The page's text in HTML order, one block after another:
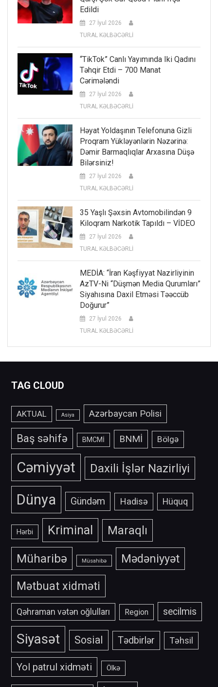
Edildi
27 İyul 2026
TURAL KƏLBƏCƏRLİ
“TikTok” Canlı Yayımında Iki Qadını
Təhqir Etdi – 700 Manat
Cərimələndi
27 İyul 2026
TURAL KƏLBƏCƏRLİ
Həyat Yoldaşının Telefonuna Gizli
Proqram Yükləyənlərin Nəzərinə:
Dəmir Barmaqlıqlar Arxasına Düşə
Bilərsiniz!
27 İyul 2026
TURAL KƏLBƏCƏRLİ
35 Yaşlı Şəxsin Avtomobilindən 9
Kiloqram Narkotik Tapıldı – VİDEO
27 İyul 2026
TURAL KƏLBƏCƏRLİ
MEDİA: “İran Kəşfiyyat Nazirliyinin
AzTV-Ni “düşmən Media Qurumları”
Siyahısına Daxil Etməsi Təəccüb
Doğurur”
27 İyul 2026
TURAL KƏLBƏCƏRLİ
TAG CLOUD
AKTUAL Asiya Azərbaycan Polisi
Baş səhifə BMCMİ BNMİ Bölgə
Cəmiyyət Daxili İşlər Nazirliyi
Dünya Gündəm Hadisə Hüquq
Hərbi Kriminal Maraqlı
Müharibə Müsahibə
Mədəniyyət
Mətbuat xidməti
Qəhraman vətən oğlulları Region secilmis
Siyasət Sosial Tədbirlər Təhsil
Yol patrul xidməti Ölkə